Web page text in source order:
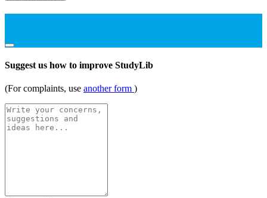
Suggest us how to improve StudyLib
(For complaints, use another form )